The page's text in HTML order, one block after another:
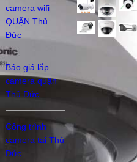
camera wifi
QUẬN Thủ
Đức
Báo giá lắp
camera quận
Thủ Đức
Công trình
camera tại Thủ
Đức